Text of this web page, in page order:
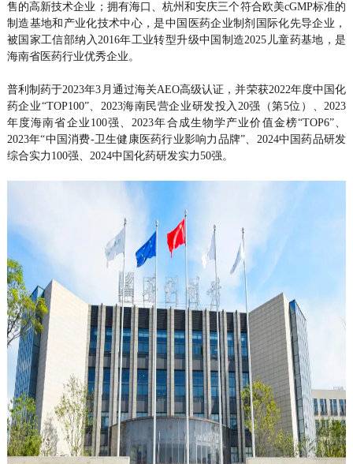
售的高新技术企业；拥有海口、杭州和安庆三个符合欧美cGMP标准的
制造基地和产业化技术中心，是中国医药企业制剂国际化先导企业，
被国家工信部纳入2016年工业转型升级中国制造2025儿童药基地，是
海南省医药行业优秀企业。
普利制药于2023年3月通过海关AEO高级认证，并荣获2022年度中国化
药企业“TOP100”、2023海南民营企业研发投入20强（第5位）、2023
年度海南省企业100强、2023年合成生物学产业价值金榜“TOP6”、
2023年“中国消费-卫生健康医药行业影响力品牌”、2024中国药品研发
综合实力100强、2024中国化药研发实力50强。